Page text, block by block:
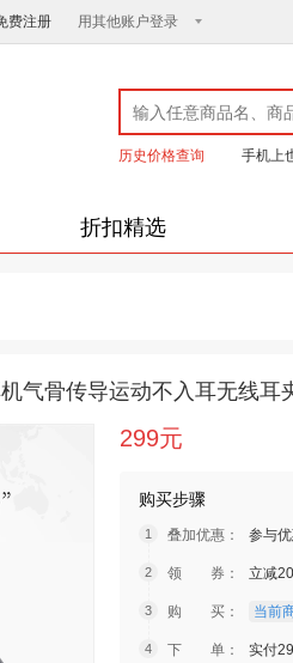
费注册 用其他账户登录
历史价格查询 手机上
折扣精选
气骨传导运动不入耳无线耳
299元
购买步骤
叠加优惠： 参与
领 券： 立减
购 买： 当前
下 单： 实付